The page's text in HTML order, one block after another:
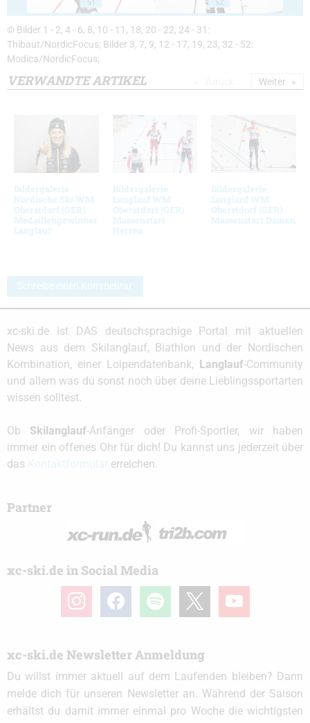
51 52
© Bilder 1 - 2, 4 - 6, 8, 10 - 11, 18, 20 - 22, 24 - 31:
Thibaut/NordicFocus; Bilder 3, 7, 9, 12 - 17, 19, 23, 32 - 52:
Modica/NordicFocus;
VERWANDTE ARTIKEL
Bildergalerie
Nordische Ski WM
Oberstdorf (GER)
Medaillengewinner
Langlauf
Bildergalerie
Langlauf WM
Oberstdorf (GER)
Massenstart
Herren
Bildergalerie
Langlauf WM
Oberstdorf (GER)
Massenstart Damen
Weiter
Schreibe einen Kommentar
xc-ski.de ist DAS deutschsprachige Portal mit aktuellen
News aus dem Skilanglauf, Biathlon und der Nordischen
Kombination, einer Loipendatenbank,
Langlauf-Community
und allem was du sonst noch über deine Lieblingssportarten
wissen solltest.
Ob Skilanglauf-Anfänger oder Profi-Sportler, wir haben
immer ein offenes Ohr für dich! Du kannst uns jederzeit über
das
erreichen.
Partner
xc-ski.de in Social Media
instagramfacebook spotify youtube
xc-ski.de Newsletter Anmeldung
Du willst immer aktuell auf dem Laufenden bleiben? Dann
melde dich für unseren Newsletter an. Während der Saison
erhältst du damit immer einmal pro Woche die wichtigsten